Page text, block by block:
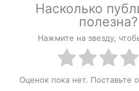
Насколько
полезна?
Нажмите на звезду,
Оценок пока нет. Поставьте